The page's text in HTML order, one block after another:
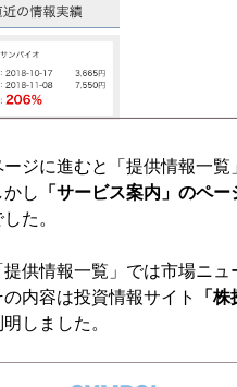
ジに進むと「提供情報一
し 「サービス案内」のペー
た。
提供情報一覧」では市場ニ
内容は投資情報サイト
「
しました。